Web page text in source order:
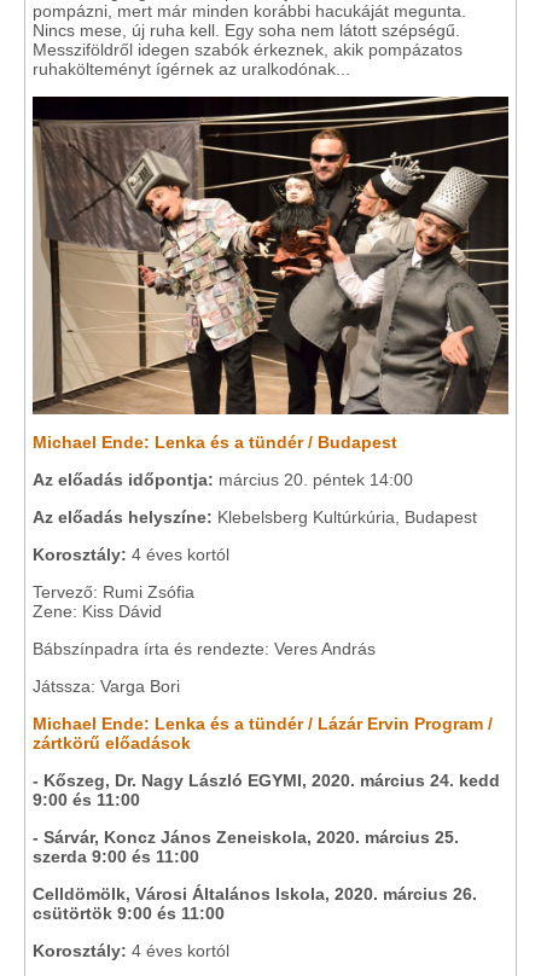
pompázni, mert már minden korábbi hacukáját megunta.
Nincs mese, új ruha kell. Egy soha nem látott szépségű.
Messziföldről idegen szabók érkeznek, akik pompázatos
ruhakölteményt ígérnek az uralkodónak...
Michael Ende: Lenka és a tündér / Budapest
Az előadás időpontja: március 20. péntek 14:00
Az előadás helyszíne: Klebelsberg Kultúrkúria, Budapest
Korosztály: 4 éves kortól
Tervező: Rumi Zsófia
Zene: Kiss Dávid
Bábszínpadra írta és rendezte: Veres András
Játssza: Varga Bori
Michael Ende: Lenka és a tündér / Lázár Ervin Program /
zártkörű előadások
- Kőszeg, Dr. Nagy László EGYMI, 2020. március 24. kedd
9:00 és 11:00
- Sárvár, Koncz János Zeneiskola, 2020. március 25.
szerda 9:00 és 11:00
Celldömölk, Városi Általános Iskola, 2020. március 26.
csütörtök 9:00 és 11:00
Korosztály: 4 éves kortól